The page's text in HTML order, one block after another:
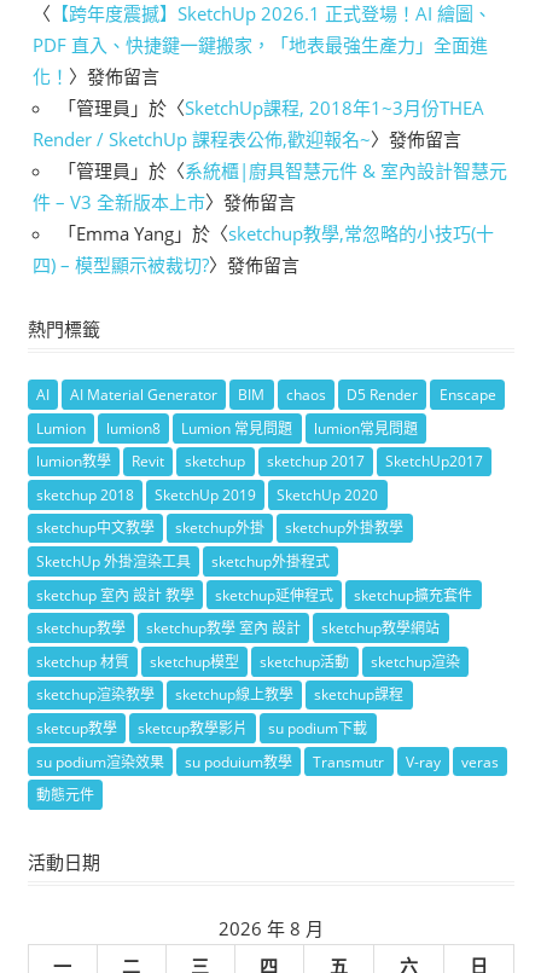
〈 【跨年度震撼】SketchUp 2026.1 正式登場！AI 繪圖、
PDF 直入、快捷鍵一鍵搬家，「地表最強生產力」全面進
化！ 〉發佈留言
「管理員 」於〈SketchUp課程, 2018年1~3月份THEA
Render / SketchUp 課程表公佈,歡迎報名~〉發佈留言
「管理員 」於〈系統櫃|廚具智慧元件 & 室內設計智慧元
件 – V3 全新版本上市〉發佈留言
「Emma Yang 」於〈sketchup教學,常忽略的小技巧(十
四) – 模型顯示被裁切?〉發佈留言
熱門標籤
AI AI Material Generator BIM chaos D5 Render
Enscape
Lumion
lumion8 Lumion 常見問題
lumion常見問題
lumion教學
Revit sketchup sketchup 2017
SketchUp2017
sketchup 2018
SketchUp 2019
SketchUp 2020
sketchup中文教學
sketchup外掛
sketchup外掛教學
SketchUp 外掛渲染工具
sketchup外掛程式
sketchup 室內 設計 教學
sketchup延伸程式
sketchup擴充套件
sketchup教學
sketchup教學 室內 設計
sketchup教學網站
sketchup 材質
sketchup模型 sketchup活動
sketchup渲染
sketchup渲染教學
sketchup線上教學
sketchup課程
sketcup教學
sketcup教學影片
su podium下載
su podium渲染效果
su poduium教學 Transmutr V-ray
veras
動態元件
活動日期
2026 年 8 月
一
二 三 四 五 六 日